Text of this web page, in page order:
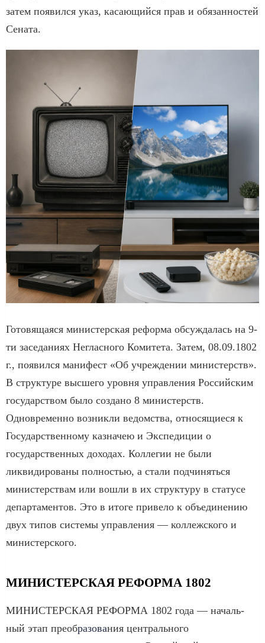
затем появился указ, касающийся прав и обязанностей
Сената.
Готовящаяся министерская реформа обсуждалась на 9-
ти заседаниях Негласного Комитета. Затем, 08.09.1802
г., появился манифест «Об учреждении министерств».
В структуре высшего уровня управления Российским
государством было создано 8 министерств.
Одновременно возникли ведомства, относящиеся к
Государственному казначею и Экспедиции о
государственных доходах. Коллегии не были
ликвидированы полностью, а стали подчиняться
министерствам или вошли в их структуру в статусе
департаментов. Это в итоге привело к объединению
двух типов системы управления — коллежского и
министерского.
МИНИСТЕРСКАЯ РЕФОРМА 1802
МИНИСТЕРСКАЯ РЕФОРМА 1802 года — на­чаль­
ный этап пре­об­ра­зо­ва­ния центрального